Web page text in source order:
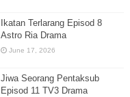
Ikatan Terlarang Episod 8
Astro Ria Drama
June 17, 2026
Jiwa Seorang Pentaksub
Episod 11 TV3 Drama